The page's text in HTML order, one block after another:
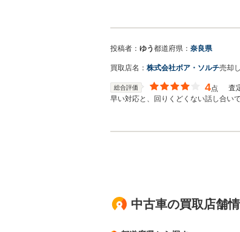
投稿者： ゆう都道府県： 奈良県
買取店名： 株式会社ボア・ソルチ売却
総合評価 4点 査
早い対応と、回りくどくない話し合い
中古車の買取店舗